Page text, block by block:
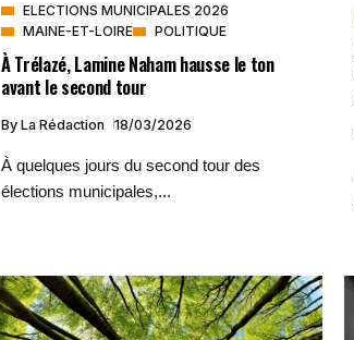
ELECTIONS MUNICIPALES 2026
MAINE-ET-LOIRE
POLITIQUE
À Trélazé, Lamine Naham hausse le ton
avant le second tour
By La Rédaction 18/03/2026
À quelques jours du second tour des
élections municipales,...